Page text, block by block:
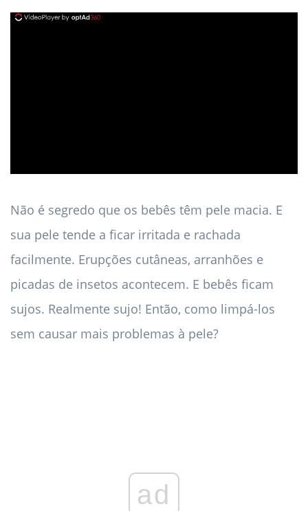
Não é segredo que os bebês têm pele macia. E
sua pele tende a ficar irritada e rachada
facilmente. Erupções cutâneas, arranhões e
picadas de insetos acontecem. E bebês ficam
sujos. Realmente sujo! Então, como limpá-los
sem causar mais problemas à pele?
ad